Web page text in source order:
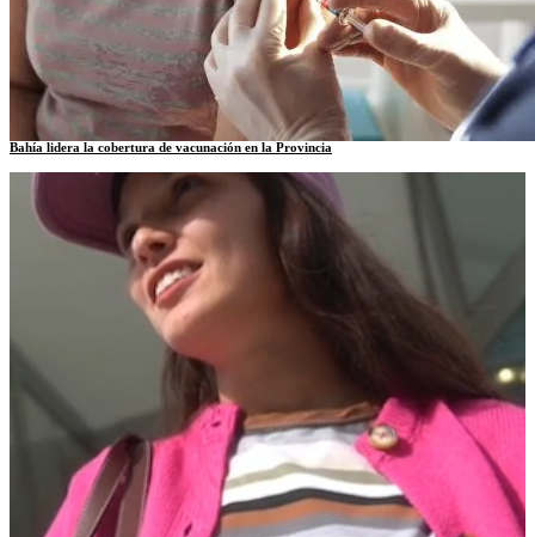
Bahía lidera la cobertura de vacunación en la Provincia